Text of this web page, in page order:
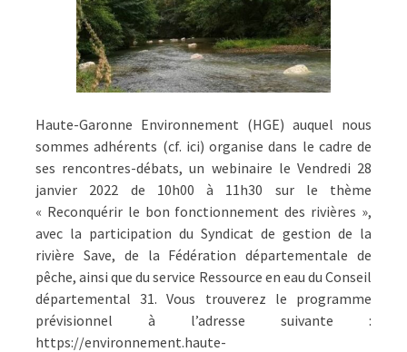
Haute-Garonne Environnement (HGE) auquel nous
sommes adhérents (cf. ici) organise dans le cadre de
ses rencontres-débats, un webinaire le Vendredi 28
janvier 2022 de 10h00 à 11h30 sur le thème
« Reconquérir le bon fonctionnement des rivières »,
avec la participation du Syndicat de gestion de la
rivière Save, de la Fédération départementale de
pêche, ainsi que du service Ressource en eau du Conseil
départemental 31. Vous trouverez le programme
prévisionnel à l’adresse suivante :
https://environnement.haute-